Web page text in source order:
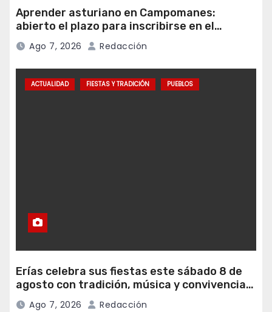
Aprender asturiano en Campomanes:
abierto el plazo para inscribirse en el
programa Falamos
Ago 7, 2026 Redacción
ACTUALIDAD FIESTAS Y TRADICIÓN PUEBLOS
Erías celebra sus fiestas este sábado 8 de
agosto con tradición, música y convivencia
vecinal
Ago 7, 2026 Redacción